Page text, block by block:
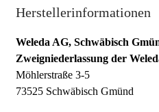
Herstellerinformationen
Weleda AG, Schwäbisch
Zweigniederlassung der
Möhlerstraße 3-5
73525 Schwäbisch Gmünd